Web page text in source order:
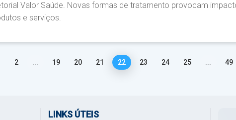
Valor Saúde. Novas formas de tratamento provocam
e serviços.
2 ... 19 20 21 22 23 24 25 ... 49
LINKS ÚTEIS